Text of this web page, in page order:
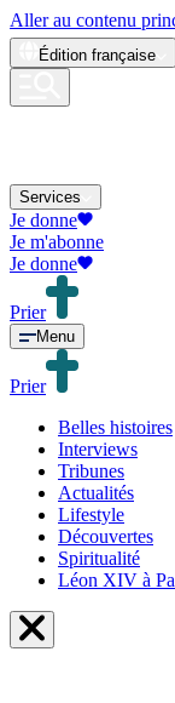
Aller au contenu
Édition française
Services
Je donne
Je m'abonne
Je donne
Prier
Menu
Prier
Belles histoires
Interviews
Tribunes
Actualités
Lifestyle
Découvertes
Spiritualité
Léon XIV à